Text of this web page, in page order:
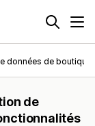
données de boutique
de